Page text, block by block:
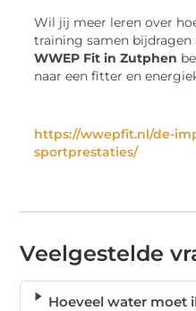
Wil jij meer leren over
training samen bijdragen
WWEP Fit in Zutphen
naar een fitter en
https://wwepfit.nl/de-
sportprestaties/
Veelgestelde
Hoeveel water moet